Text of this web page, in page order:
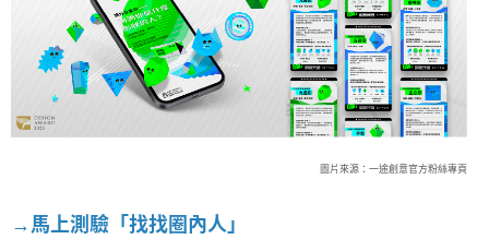
圖片來源：一途創意官方粉絲專頁
→馬上測驗「找找圈內人」